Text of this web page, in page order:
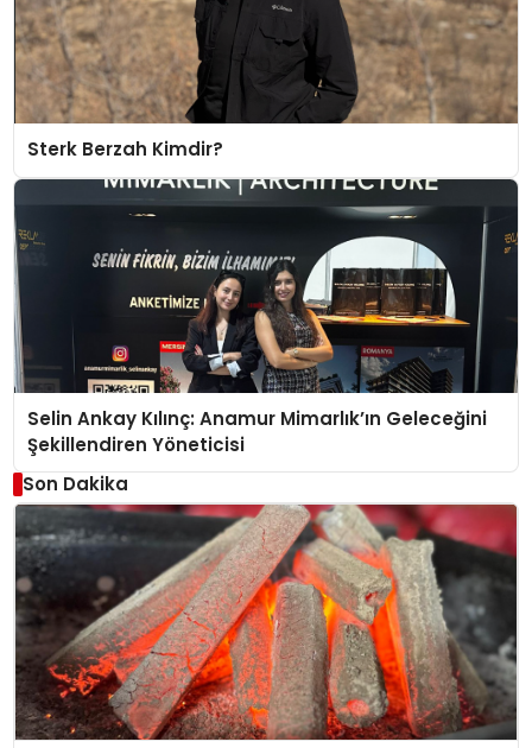
Sterk Berzah Kimdir?
Selin Ankay Kılınç: Anamur Mimarlık’ın Geleceğini
Şekillendiren Yöneticisi
Son Dakika